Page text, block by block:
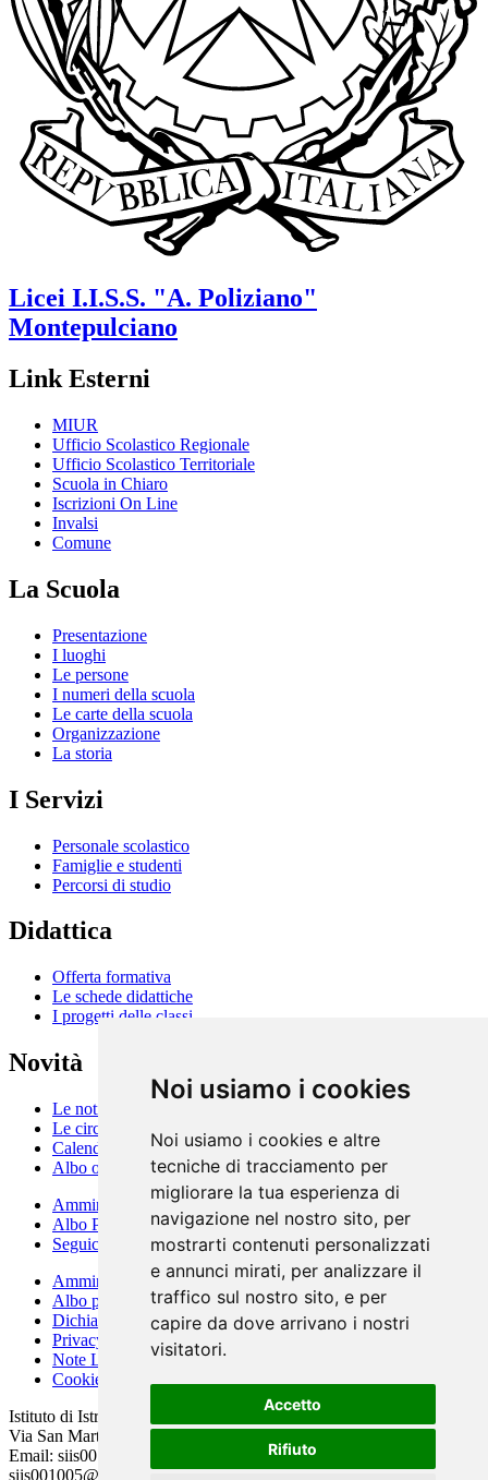
Noi usiamo i cookies
Noi usiamo i cookies e altre
tecniche di tracciamento per
migliorare la tua esperienza di
navigazione nel nostro sito, per
mostrarti contenuti personalizzati
e annunci mirati, per analizzare il
traffico sul nostro sito, e per
capire da dove arrivano i nostri
visitatori.
Accetto
Rifiuto
Licei I.I.S.S. "A. Poliziano"
Montepulciano
Link Esterni
MIUR
Ufficio Scolastico Regionale
Ufficio Scolastico Territoriale
Scuola in Chiaro
Iscrizioni On Line
Invalsi
Comune
La Scuola
Presentazione
I luoghi
Le persone
I numeri della scuola
Le carte della scuola
Organizzazione
La storia
I Servizi
Personale scolastico
Famiglie e studenti
Percorsi di studio
Didattica
Offerta formativa
Le schede didattiche
I progetti delle classi
Novità
Le notizie
Le circolari
Calendario eventi
Albo online
Amministrazione Trasparente
Albo Pretorio
Seguici su Facebook
Amministrazione Trasparente
Albo pretorio
Dichiarazione di accessibilità
Privacy Policy
Note Legali
Cookie Policy
Istituto di Istruzione Superiore Statale “Agnolo Poliziano”
Via San Martino 14/B – Tel. 0578 758228
Email: siis001005@istruzione.it – PEC:
siis001005@pec.istruzione.it